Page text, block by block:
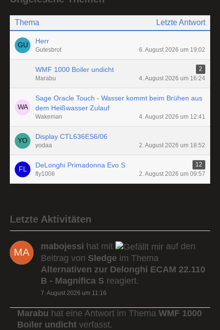
Thema Letzte Antwort
Herr
Gutesbrot 6. August 2026 um 19:02
WMF 1000 Boiler undicht
2
Marabu
4. August 2026 um 16:24
Sage Oracle Touch - Wasser kommt beim Brühen aus
dem Heißwasser Zulauf
Wakeman 4. August 2026 um 12:41
Display CTL636ES6/06
yodaa 2. August 2026 um 18:52
DeLonghi Primadonna Evo S
12
fly1006
2. August 2026 um 09:57
Letzte Aktivitäten
mabojessi hat mit
auf den
Beitrag von Sledge im Thema
Alternativen zur Delonghi ECAM 22.110
B - Magnifica S reagiert.
7. August 2026 um 11:16
Marabu hat eine Antwort im Thema WMF 1000
Boiler undicht verfasst.